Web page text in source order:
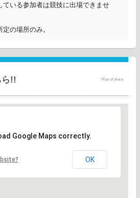
いる参加者は競技に出場できませ
の場所のみ。
ら!! Map of place
Google Maps correctly.
OK